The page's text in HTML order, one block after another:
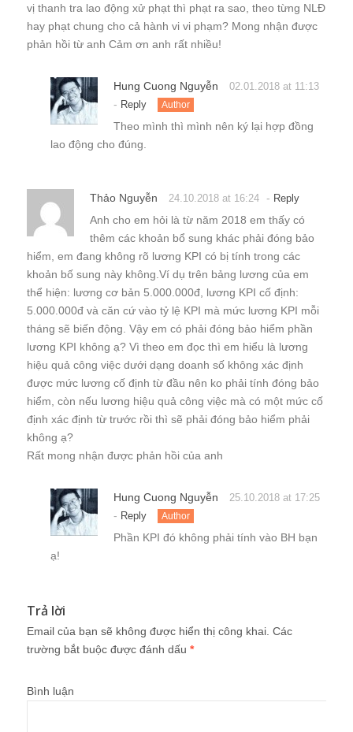
vị thanh tra lao động xử phạt thì phạt ra sao, theo từng NLĐ
hay phạt chung cho cả hành vi vi phạm? Mong nhận được
phản hồi từ anh Cảm ơn anh rất nhiều!
Hung Cuong Nguyễn 02.01.2018 at 11:13
- Reply Author
Theo mình thì mình nên ký lại hợp đồng
lao động cho đúng.
Thảo Nguyễn 24.10.2018 at 16:24 - Reply
Anh cho em hỏi là từ năm 2018 em thấy có
thêm các khoản bổ sung khác phải đóng bảo
hiểm, em đang không rõ lương KPI có bị tính trong các
khoản bố sung này không.Ví dụ trên bảng lương của em
thể hiện: lương cơ bản 5.000.000đ, lương KPI cố định:
5.000.000đ và căn cứ vào tỷ lệ KPI mà mức lương KPI mỗi
tháng sẽ biến động. Vậy em có phải đóng bảo hiểm phần
lương KPI không ạ? Vì theo em đọc thì em hiểu là lương
hiệu quả công việc dưới dạng doanh số không xác định
được mức lương cố định từ đầu nên ko phải tính đóng bảo
hiểm, còn nếu lương hiệu quả công việc mà có một mức cố
định xác định từ trước rồi thì sẽ phải đóng bảo hiểm phải
không ạ?
Rất mong nhận được phản hồi của anh
Hung Cuong Nguyễn 25.10.2018 at 17:25
- Reply Author
Phần KPI đó không phải tính vào BH bạn
ạ!
Trả lời
Email của bạn sẽ không được hiển thị công khai. Các
trường bắt buộc được đánh dấu *
Bình luận